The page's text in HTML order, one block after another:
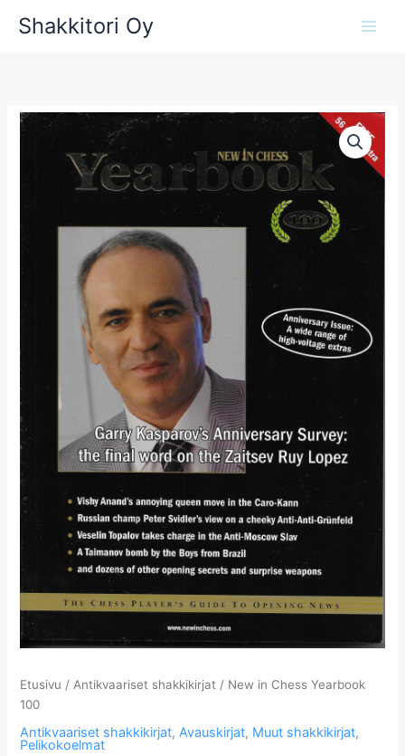
sisältöön
Shakkitori Oy
Etusivu / Antikvaariset shakkikirjat / New in Chess Yearbook
100
Antikvaariset shakkikirjat,Avauskirjat, Muut shakkikirjat,
Pelikokoelmat